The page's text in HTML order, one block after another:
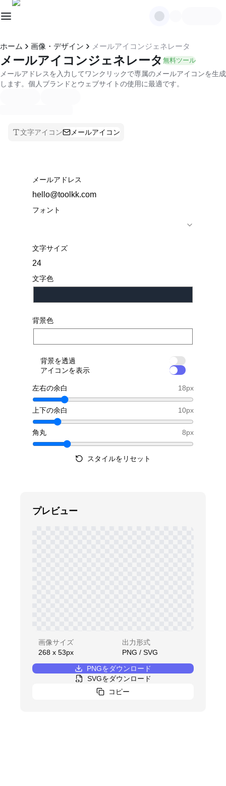
ホーム 画像・デザイン メールアイコンジェネレータ
メールアイコンジェネレータ 無料ツール
メールアドレスを入力してワンクリックで専属のメールアイコンを生成
します。個人ブランドとウェブサイトの使用に最適です。
文字アイコン メールアイコン
メールアドレス
フォント
文字サイズ
文字色
背景色
背景を透過
アイコンを表示
左右の余白 18px
上下の余白 10px
角丸 8px
スタイルをリセット
プレビュー
画像サイズ
268 x 53px
出力形式
PNG / SVG
PNGをダウンロード
SVGをダウンロード
コピー